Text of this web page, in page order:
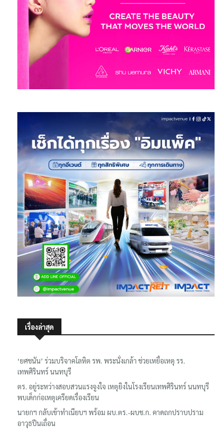
เรื่องล่าสุด
‘ยศชนัน’ ร่วมบริจาคโลหิต รพ. พระนั่งเกล้า ช่วยเหยื่อเหตุ รร.
เทพศิรินทร์ นนทบุรี
ตร. อยู่ระหว่างสอบสวนแรงจูงใจ เหตุยิงในโรงเรียนเทพศิรินทร์ นนทบุรี
พบเด็กก่อเหตุเครียดเรื่องเรียน
นายกฯ กลับเข้าทำเนียบฯ พร้อม ผบ.ตร.-ผบช.ก. คาดถกปราบปราม
อาวุธปืนเถื่อน